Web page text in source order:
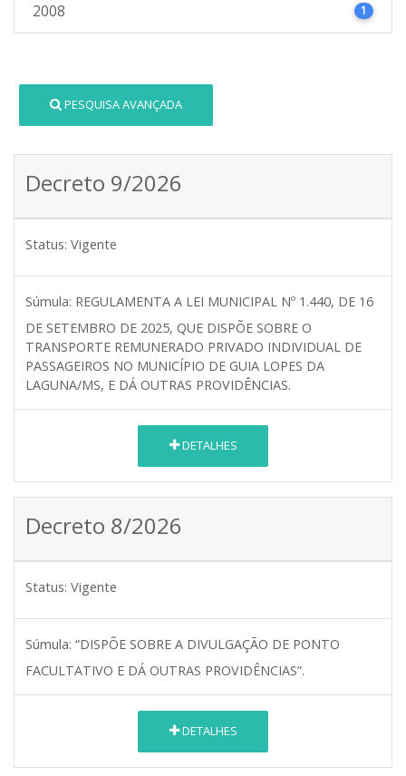
2008 1
PESQUISA AVANÇADA
Decreto 9/2026
Status: Vigente
Súmula: REGULAMENTA A LEI MUNICIPAL Nº 1.440, DE 16
DE SETEMBRO DE 2025, QUE DISPÕE SOBRE O
TRANSPORTE REMUNERADO PRIVADO INDIVIDUAL DE
PASSAGEIROS NO MUNICÍPIO DE GUIA LOPES DA
LAGUNA/MS, E DÁ OUTRAS PROVIDÊNCIAS.
DETALHES
Decreto 8/2026
Status: Vigente
Súmula: “DISPÕE SOBRE A DIVULGAÇÃO DE PONTO
FACULTATIVO E DÁ OUTRAS PROVIDÊNCIAS”.
DETALHES